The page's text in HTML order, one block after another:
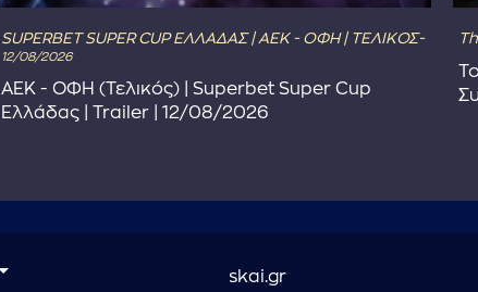
SUPERBET SUPER CUP ΕΛΛΑΔΑΣ | ΑΕΚ - ΟΦΗ | ΤΕΛΙΚΟΣ-
12/08/2026
ΑΕΚ - ΟΦΗ (Τελικός) | Superbet Super Cup
Ελλάδας | Trailer | 12/08/2026
skai.gr